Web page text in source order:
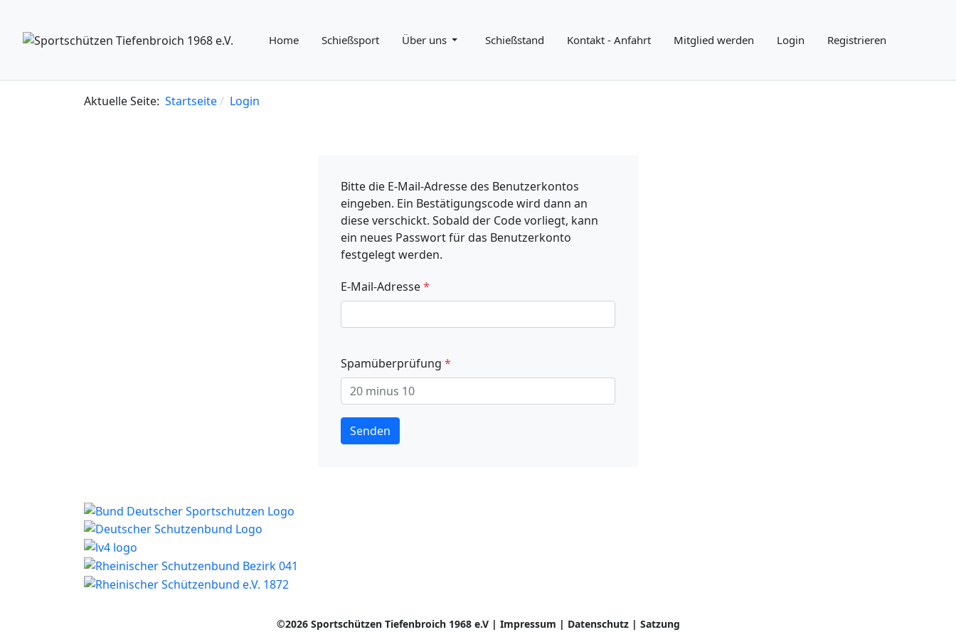
Home Schießsport Über uns Schießstand Kontakt - Anfahrt Mitglied werden Login Registrieren
Aktuelle Seite: Startseite Login
Bitte die E-Mail-Adresse des Benutzerkontos
eingeben. Ein Bestätigungscode wird dann an
diese verschickt. Sobald der Code vorliegt, kann
ein neues Passwort für das Benutzerkonto
festgelegt werden.
E-Mail-Adresse*
Spamüberprüfung *
Senden
©2026Sportschützen Tiefenbroich 1968 e.V | Impressum | Datenschutz | Satzung